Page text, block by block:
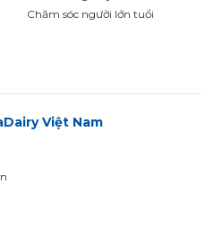
Chăm sóc người lớn tuổi
Việt Nam